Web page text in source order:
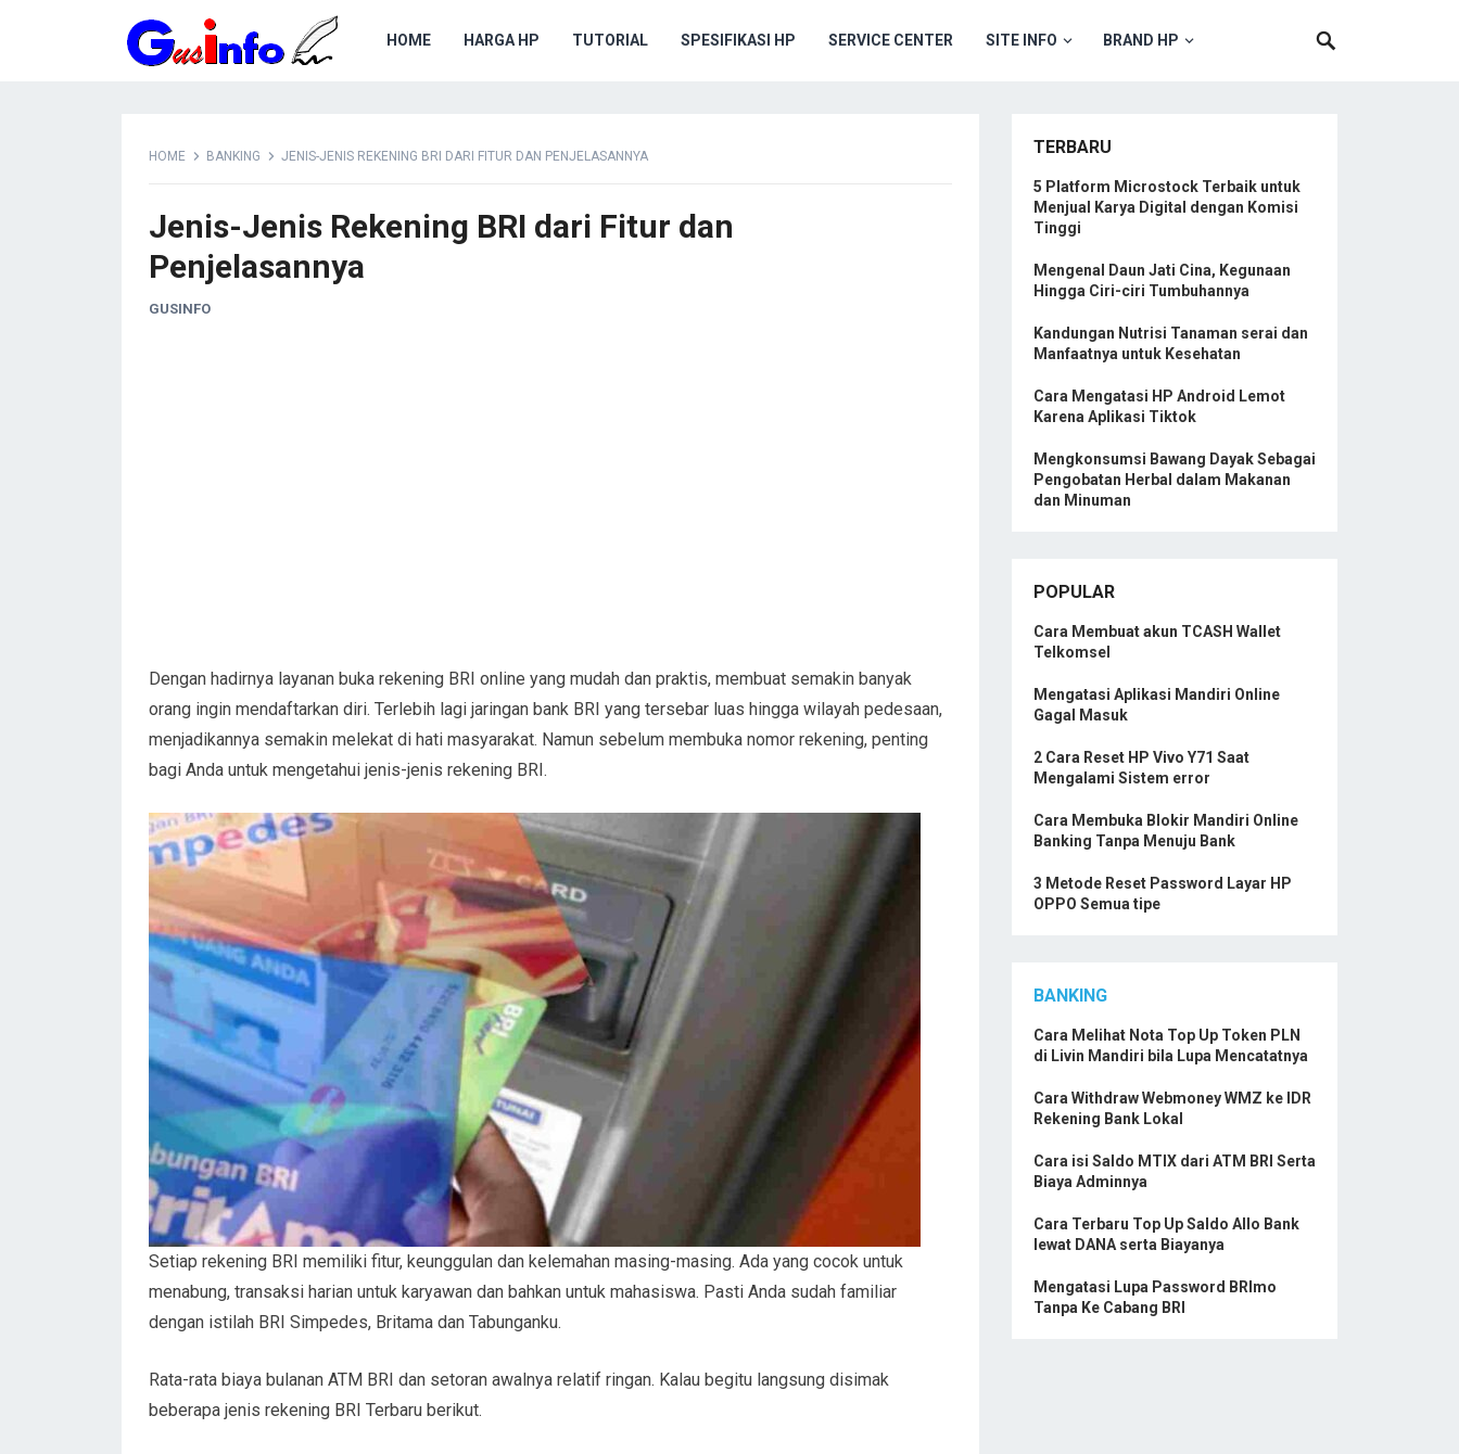
HOME HARGA HP TUTORIAL SPESIFIKASI HP SERVICE CENTER SITE INFO BRAND HP
HOME BANKING JENIS-JENIS REKENING BRI DARI FITUR DAN PENJELASANNYA
Jenis-Jenis Rekening BRI dari Fitur dan
Penjelasannya
GUSINFO
Dengan hadirnya layanan buka rekening BRI online yang mudah dan praktis, membuat semakin banyak
orang ingin mendaftarkan diri. Terlebih lagi jaringan bank BRI yang tersebar luas hingga wilayah pedesaan,
menjadikannya semakin melekat di hati masyarakat. Namun sebelum membuka nomor rekening, penting
bagi Anda untuk mengetahui jenis-jenis rekening BRI.
Setiap rekening BRI memiliki fitur, keunggulan dan kelemahan masing-masing. Ada yang cocok untuk
menabung, transaksi harian untuk karyawan dan bahkan untuk mahasiswa. Pasti Anda sudah familiar
dengan istilah BRI Simpedes, Britama dan Tabunganku.
Rata-rata biaya bulanan ATM BRI dan setoran awalnya relatif ringan. Kalau begitu langsung disimak
beberapa jenis rekening BRI Terbaru berikut.
TERBARU
5 Platform Microstock Terbaik untuk
Menjual Karya Digital dengan Komisi
Tinggi
Mengenal Daun Jati Cina, Kegunaan
Hingga Ciri-ciri Tumbuhannya
Kandungan Nutrisi Tanaman serai dan
Manfaatnya untuk Kesehatan
Cara Mengatasi HP Android Lemot
Karena Aplikasi Tiktok
Mengkonsumsi Bawang Dayak Sebagai
Pengobatan Herbal dalam Makanan
dan Minuman
POPULAR
Cara Membuat akun TCASH Wallet
Telkomsel
Mengatasi Aplikasi Mandiri Online
Gagal Masuk
2 Cara Reset HP Vivo Y71 Saat
Mengalami Sistem error
Cara Membuka Blokir Mandiri Online
Banking Tanpa Menuju Bank
3 Metode Reset Password Layar HP
OPPO Semua tipe
BANKING
Cara Melihat Nota Top Up Token PLN
di Livin Mandiri bila Lupa Mencatatnya
Cara Withdraw Webmoney WMZ ke IDR
Rekening Bank Lokal
Cara isi Saldo MTIX dari ATM BRI Serta
Biaya Adminnya
Cara Terbaru Top Up Saldo Allo Bank
lewat DANA serta Biayanya
Mengatasi Lupa Password BRImo
Tanpa Ke Cabang BRI